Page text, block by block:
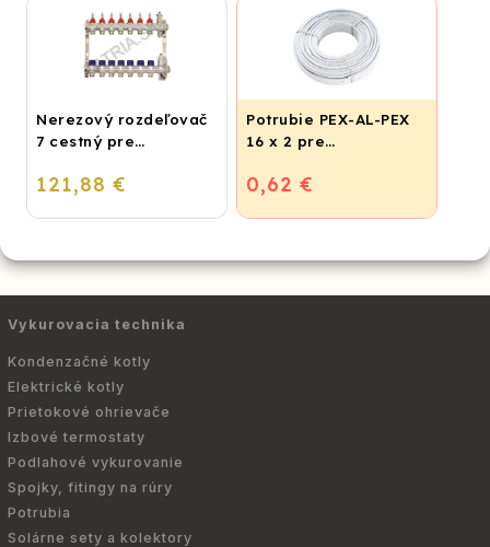
Nerezový rozdeľovač
7 cestný pre
vykurovanie
121,88 €
Potrubie PEX-AL-PEX
16 x 2 pre
podlahové kúrenie a
0,62 €
Vykurovacia technika
Kondenzačné kotly
Elektrické kotly
Prietokové ohrievače
Izbové termostaty
Podlahové vykurovanie
Spojky, fitingy na rúry
Potrubia
Solárne sety a kolektory